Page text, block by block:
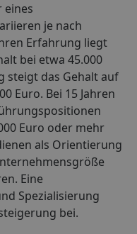
eines
je nach
Erfahrung liegt
bei etwa 45.000
steigt das Gehalt auf
Euro. Bei 15 Jahren
Euro oder mehr
als Orientierung
Eine
Spezialisierung
bei.